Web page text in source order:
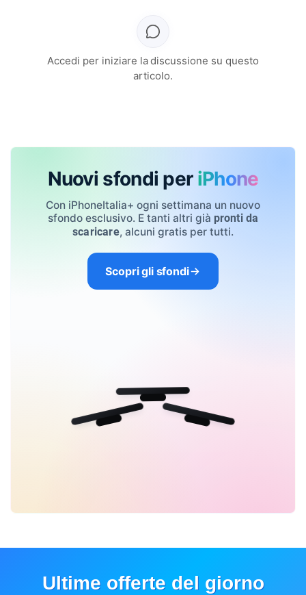
Accedi per iniziare la discussione su questo
articolo.
Nuovi sfondi per iPhone
Con iPhoneItalia+ ogni settimana un nuovo
sfondo esclusivo. E tanti altri già pronti da
scaricare, alcuni gratis per tutti.
Scopri gli sfondi
Ultime offerte del giorno